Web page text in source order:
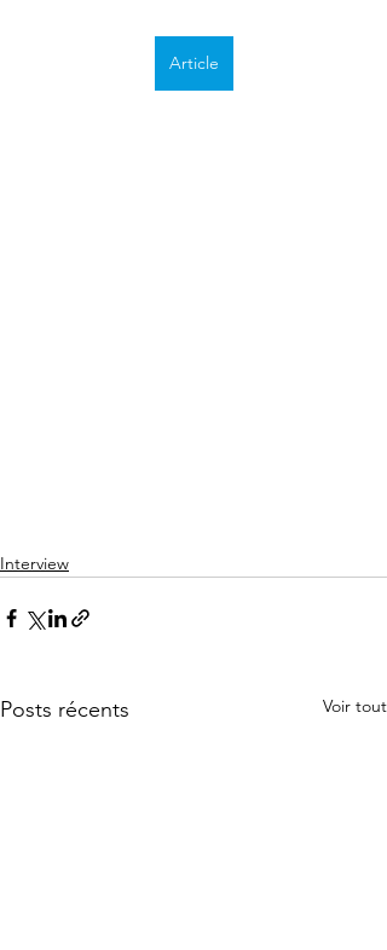
Article
Interview
Posts récents Voir tout